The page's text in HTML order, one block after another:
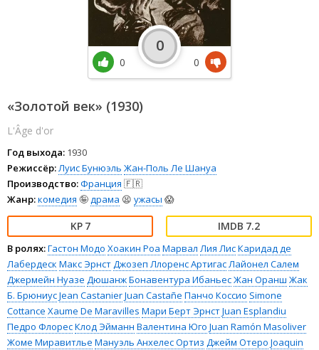
«Золотой век» (1930)
L'Âge d'or
Год выхода: 1930
Режиссёр:Луис Бунюэль Жан-Поль Ле Шануа
Производство:Франция 🇫🇷
Жанр:комедия 🤪драма 😫 ужасы 😱
7 7.2
В ролях:Гастон Модо Хоакин Роа Марвал Лия ЛисКаридад де
Лабердеск Макс ЭрнстДжозеп Ллоренс АртигасЛайонел Салем
Джермейн Нуазе ДюшанжБонавентура ИбаньесЖан Оранш Жак
Б. БрюниусJean CastanierJuan Castañe Панчо Коссио Simone
Cottance Xaume De Maravilles Мари Берт ЭрнстJuan Esplandiu
Педро ФлоресКлод Эйманн Валентина Юго Juan Ramón Masoliver
Жоме Миравитлье Мануэль Анхелес Ортиз Джейм Отеро Joaquin
0
0
0